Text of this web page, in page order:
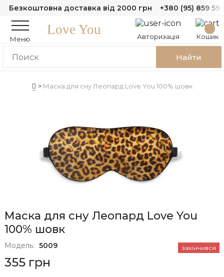
Безкоштовна доставка від 2000 грн +380 (95) 859 59
Меню
Love You Авторизація Кошик
Найти
Маска для сну Леопард Love You 100% шовк
Маска для сну Леопард Love You
100% шовк
Модель: 5009 закінчився
355 грн